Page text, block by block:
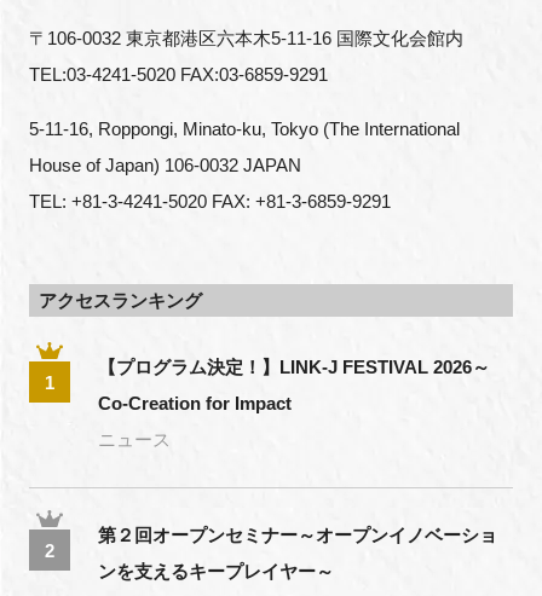
〒106-0032 東京都港区六本木5-11-16 国際文化会館内
TEL:03-4241-5020 FAX:03-6859-9291
5-11-16, Roppongi, Minato-ku, Tokyo (The International
House of Japan) 106-0032 JAPAN
TEL: +81-3-4241-5020 FAX: +81-3-6859-9291
アクセスランキング
1
【プログラム決定！】LINK-J FESTIVAL 2026～
Co-Creation for Impact
ニュース
2
第２回オープンセミナー～オープンイノベーショ
ンを支えるキープレイヤー～